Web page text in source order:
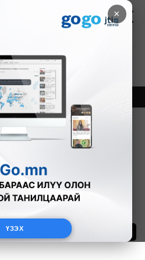
×
ҮЗЭХ
Зурхай
8.10
Шинэ
Засгийн газрыг